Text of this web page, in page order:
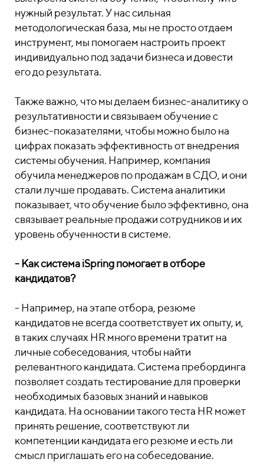
нужный результат. У нас сильная
методологическая база, мы не просто отдаем
инструмент, мы помогаем настроить проект
индивидуально под задачи бизнеса и довести
его до результата.
Также важно, что мы делаем бизнес-аналитику о
результативности и связываем обучение с
бизнес-показателями, чтобы можно было на
цифрах показать эффективность от внедрения
системы обучения. Например, компания
обучила менеджеров по продажам в СДО, и они
стали лучше продавать. Система аналитики
показывает, что обучение было эффективно, она
связывает реальные продажи сотрудников и их
уровень обученности в системе.
- Как система iSpring помогает в отборе
кандидатов?
- Например, на этапе отбора, резюме
кандидатов не всегда соответствует их опыту, и,
в таких случаях HR много времени тратит на
личные собеседования, чтобы найти
релевантного кандидата. Система пребординга
позволяет создать тестирование для проверки
необходимых базовых знаний и навыков
кандидата. На основании такого теста HR может
принять решение, соответствуют ли
компетенции кандидата его резюме и есть ли
смысл приглашать его на собеседование.